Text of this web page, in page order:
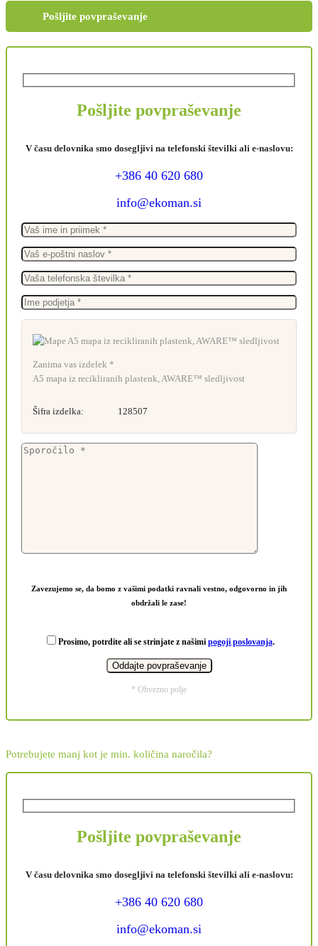
Pošljite povpraševanje
Pošljite povpraševanje
V času delovnika smo dosegljivi na telefonski številki ali e-naslovu:
+386 40 620 680
info@ekoman.si
Zanima vas izdelek *
A5 mapa iz recikliranih plastenk, AWARE™ sledljivost
Šifra izdelka: 128507
Zavezujemo se, da bomo z vašimi podatki ravnali vestno, odgovorno in jih
obdržali le zase!
Prosimo, potrdite ali se strinjate z našimi pogoji poslovanja.
* Obvezno polje
Potrebujete manj kot je min. količina naročila?
Pošljite povpraševanje
V času delovnika smo dosegljivi na telefonski številki ali e-naslovu:
+386 40 620 680
info@ekoman.si